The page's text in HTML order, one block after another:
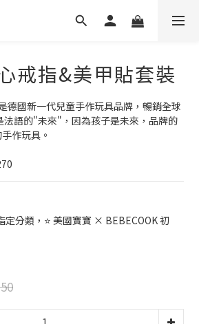
戒指&美甲貼套裝
德國新一代兒童手作玩具品牌，暢銷全球
語的"未來"，因為孩子是未來，品牌的
作玩具。
定分類，⭐ 美國寶寶 × BEBECOOK 初